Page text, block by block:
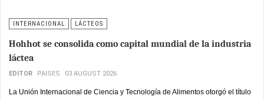
INTERNACIONAL LÁCTEOS
Hohhot se consolida como capital mundial de la industria
láctea
EDITOR PAISES 03 AUGUST 2026
La Unión Internacional de Ciencia y Tecnología de Alimentos otorgó el título